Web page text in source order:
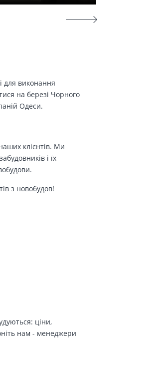
для виконання
на березі Чорного
Одеси.
клієнтів. Ми
і їх
з новобудов!
ціни,
нам - менеджери